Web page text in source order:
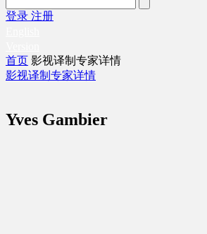
登录 注册
首页 影视译制专家详情
影视译制专家详情
Yves Gambier